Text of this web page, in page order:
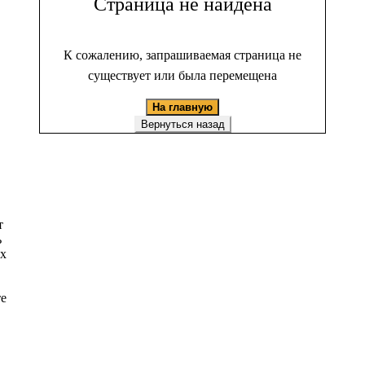
К сожалению, запрашиваемая страница не
существует или была перемещена
На главную
Вернуться назад